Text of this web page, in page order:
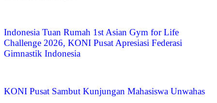
Indonesia Tuan Rumah 1st Asian Gym for Life
Challenge 2026, KONI Pusat Apresiasi Federasi
Gimnastik Indonesia
KONI Pusat Sambut Kunjungan Mahasiswa Unwahas